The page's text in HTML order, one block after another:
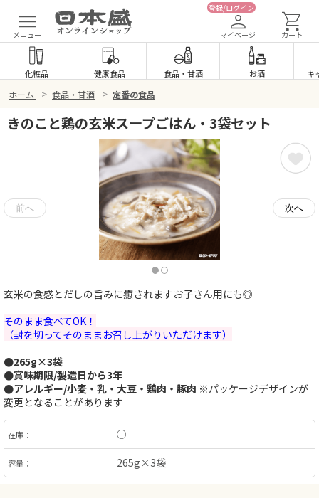
メニュー
登録/ログイン
マイページ カート
化粧品 健康食品 食品・ 甘酒 お酒 キ
ホーム > 食品・甘酒 > 定番の食品
きのこと鶏の玄米スープごはん・3袋セット
玄米の食感とだしの旨みに癒されますお子さん用にも◎
そのまま食べてOK！
（封を切ってそのままお召し上がりいただけます）
●265g×3袋
●賞味期限/製造日から3年
●アレルギー/小麦・乳・大豆・鶏肉・豚肉 ※パッケージデザインが
変更となることがあります
在庫： ○
容量： 265g×3袋